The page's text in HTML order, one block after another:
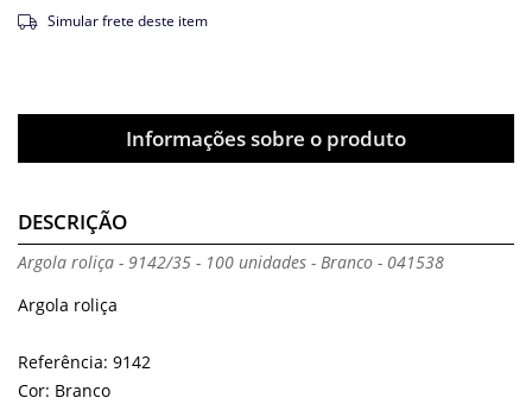
Simular frete deste item
Informações sobre o produto
DESCRIÇÃO
Argola roliça - 9142/35 - 100 unidades - Branco - 041538
Argola roliça
Referência: 9142
Cor: Branco